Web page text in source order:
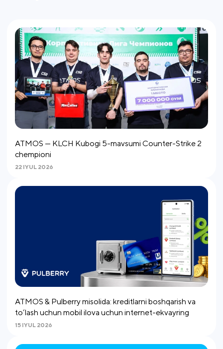
ATMOS — KLCH Kubogi 5-mavsumi Counter-Strike 2
chempioni
22 IYUL 2026
ATMOS & Pulberry misolida: kreditlarni boshqarish va
to‘lash uchun mobil ilova uchun internet-ekvayring
15 IYUL 2026